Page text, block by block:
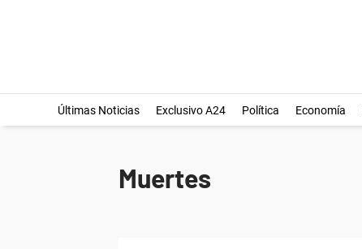
Últimas Noticias Exclusivo A24 Política Economía
Muertes